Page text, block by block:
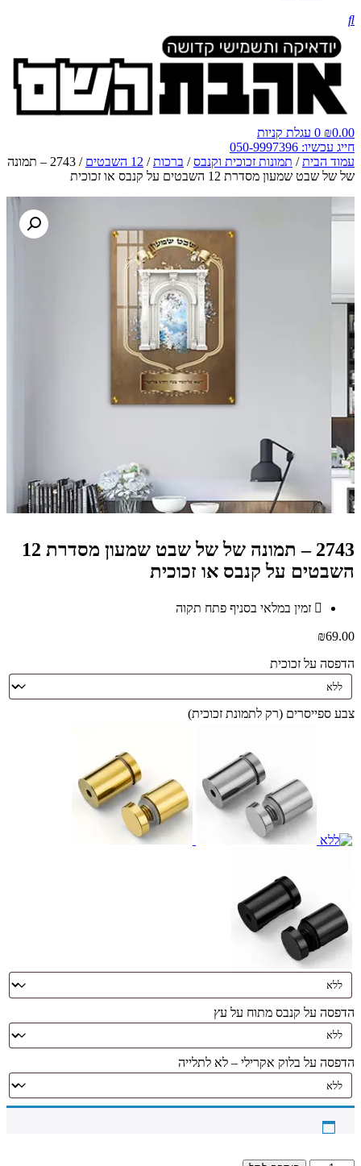
₪0.00
0 עגלת קניות
חייג עכשיו: 050-9997396
עמוד הבית/ תמונות זכוכית וקנבס/ ברכות/ 12 השבטים
/ 2743 – תמונה
של של שבט שמעון מסדרת 12 השבטים על קנבס או זכוכית
2743 – תמונה של של שבט שמעון מסדרת 12
השבטים על קנבס או זכוכית
זמין במלאי בסניף פתח תקוה
₪69.00
הדפסה על זכוכית
צבע ספייסרים (רק לתמונת זכוכית)
הדפסה על קנבס מתוח על עץ
הדפסה על בלוק אקרילי – לא לתלייה